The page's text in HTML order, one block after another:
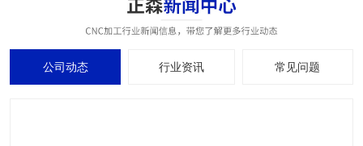
公司动态 行业资讯 常见问题